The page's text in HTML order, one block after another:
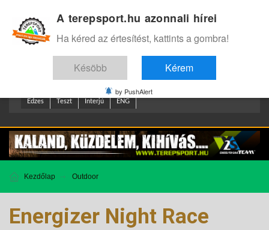
Edzes Teszt Interjú ENG
Kezdőlap Outdoor
Energizer Night Race
A terepsport.hu azonnali hírei
Ha kéred az értesítést, kattints a gombra!
Késöbb Kérem
by PushAlert